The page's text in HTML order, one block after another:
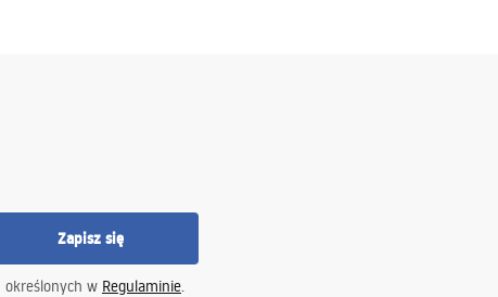
Zapisz się
w Regulaminie.